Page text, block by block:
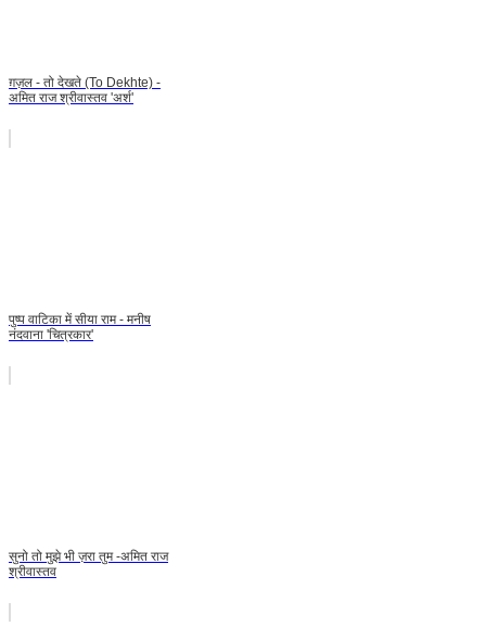
ग़ज़ल - तो देखते (To Dekhte) -
अमित राज श्रीवास्तव 'अर्श'
पुष्प वाटिका में सीया राम - मनीष
नंदवाना 'चित्रकार'
सुनो तो मुझे भी ज़रा तुम -अमित राज
श्रीवास्तव